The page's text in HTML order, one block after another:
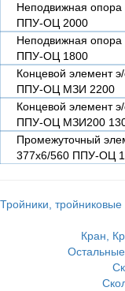
Неподвижная опора
ППУ-ОЦ 2000
Неподвижная опора
ППУ-ОЦ 1800
Концевой элемент
ППУ-ОЦ МЗИ 2200
Концевой элемент
ППУ-ОЦ МЗИ200
Промежуточный
377х6/560 ППУ-ОЦ
Тройники,
Кран,